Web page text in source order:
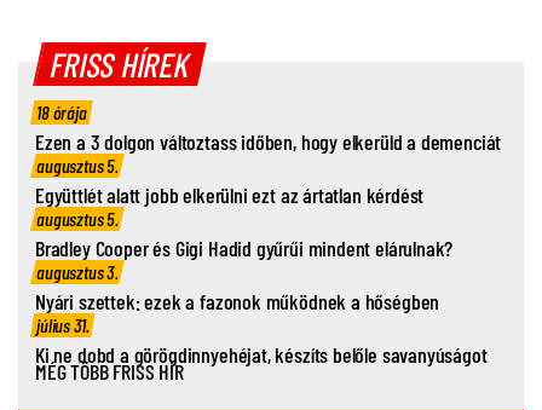
FRISS HÍREK
18 órája
Ezen a 3 dolgon változtass időben, hogy elkerüld a demenciát
augusztus 5.
Együttlét alatt jobb elkerülni ezt az ártatlan kérdést
augusztus 5.
Bradley Cooper és Gigi Hadid gyűrűi mindent elárulnak?
augusztus 3.
Nyári szettek: ezek a fazonok működnek a hőségben
július 31.
Ki ne dobd a görögdinnyehéjat, készíts belőle savanyúságot
MÉG TÖBB FRISS HÍR